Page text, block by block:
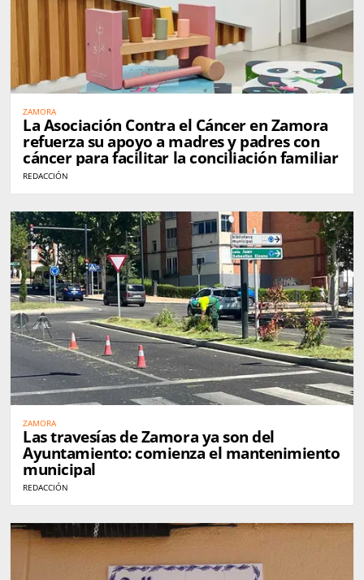
ZAMORA
La Asociación Contra el Cáncer en Zamora
refuerza su apoyo a madres y padres con
cáncer para facilitar la conciliación familiar
REDACCIÓN
ZAMORA
Las travesías de Zamora ya son del
Ayuntamiento: comienza el mantenimiento
municipal
REDACCIÓN